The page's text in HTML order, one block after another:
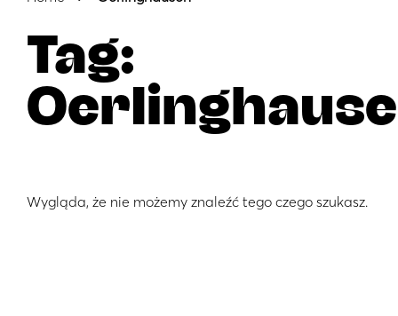
Tag:
Wygląda, że nie możemy znaleźć tego czego szukasz.